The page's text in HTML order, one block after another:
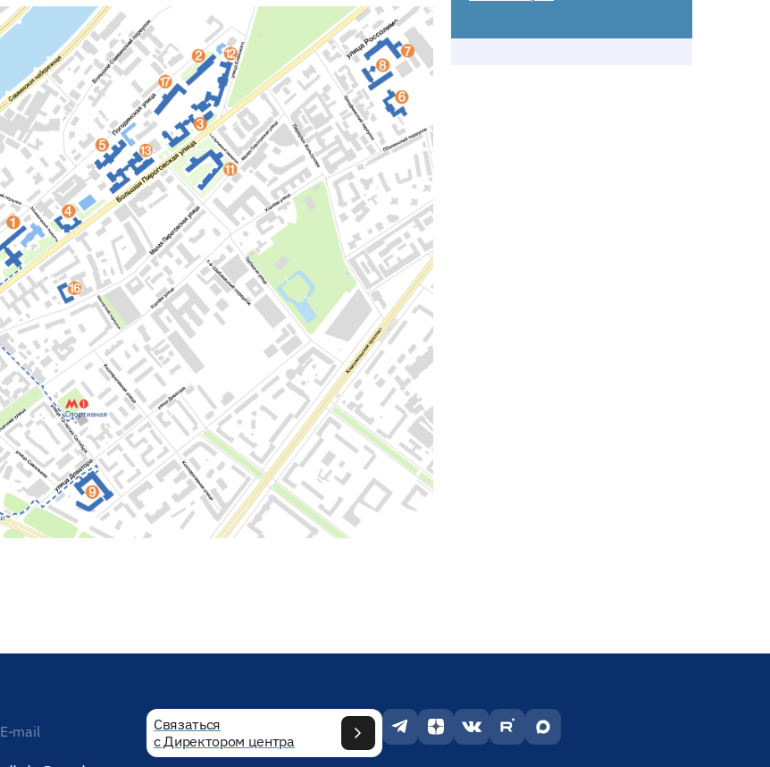
E-mail
Связаться
с Директором центра